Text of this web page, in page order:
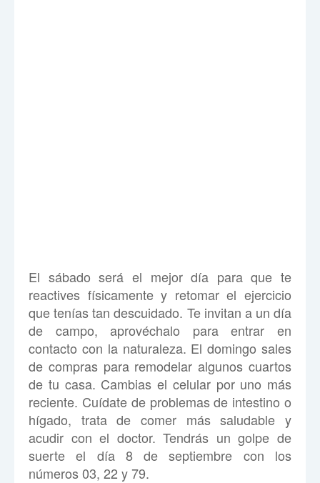
El sábado será el mejor día para que te
reactives físicamente y retomar el ejercicio
que tenías tan descuidado. Te invitan a un día
de campo, aprovéchalo para entrar en
contacto con la naturaleza. El domingo sales
de compras para remodelar algunos cuartos
de tu casa. Cambias el celular por uno más
reciente. Cuídate de problemas de intestino o
hígado, trata de comer más saludable y
acudir con el doctor. Tendrás un golpe de
suerte el día 8 de septiembre con los
números 03, 22 y 79.